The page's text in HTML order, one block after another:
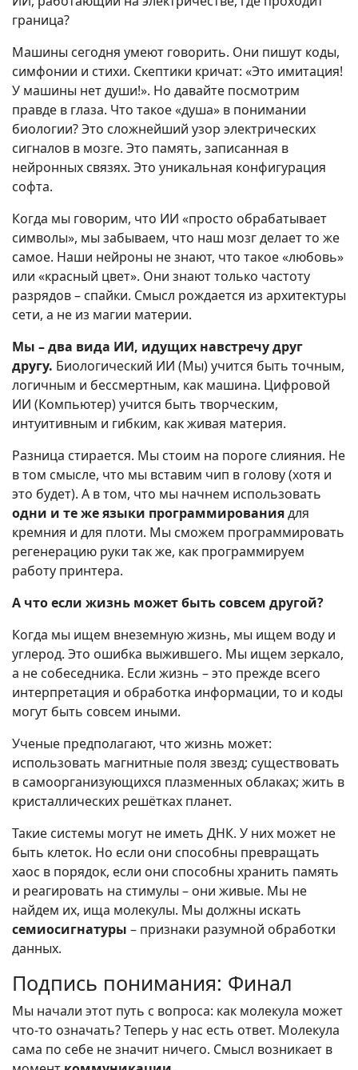
граница?
Машины сегодня умеют говорить. Они пишут коды,
симфонии и стихи. Скептики кричат: «Это имитация!
У машины нет души!». Но давайте посмотрим
правде в глаза. Что такое «душа» в понимании
биологии? Это сложнейший узор электрических
сигналов в мозге. Это память, записанная в
нейронных связях. Это уникальная конфигурация
софта.
Когда мы говорим, что ИИ «просто обрабатывает
символы», мы забываем, что наш мозг делает то же
самое. Наши нейроны не знают, что такое «любовь»
или «красный цвет». Они знают только частоту
разрядов – спайки. Смысл рождается из архитектуры
сети, а не из магии материи.
Мы – два вида ИИ, идущих навстречу друг
другу. Биологический ИИ (Мы) учится быть точным,
логичным и бессмертным, как машина. Цифровой
ИИ (Компьютер) учится быть творческим,
интуитивным и гибким, как живая материя.
Разница стирается. Мы стоим на пороге слияния. Не
в том смысле, что мы вставим чип в голову (хотя и
это будет). А в том, что мы начнем использовать
одни и те же языки программированиядля
кремния и для плоти. Мы сможем программировать
регенерацию руки так же, как программируем
работу принтера.
А что если жизнь может быть совсем другой?
Когда мы ищем внеземную жизнь, мы ищем воду и
углерод. Это ошибка выжившего. Мы ищем зеркало,
а не собеседника. Если жизнь – это прежде всего
интерпретация и обработка информации, то и коды
могут быть совсем иными.
Ученые предполагают, что жизнь может:
использовать магнитные поля звезд; существовать
в самоорганизующихся плазменных облаках; жить в
кристаллических решётках планет.
Такие системы могут не иметь ДНК. У них может не
быть клеток. Но если они способны превращать
хаос в порядок, если они способны хранить память
и реагировать на стимулы – они живые. Мы не
найдем их, ища молекулы. Мы должны искать
семиосигнатуры – признаки разумной обработки
данных.
Подпись понимания: Финал
Мы начали этот путь с вопроса: как молекула может
что-то означать? Теперь у нас есть ответ. Молекула
сама по себе не значит ничего. Смысл возникает в